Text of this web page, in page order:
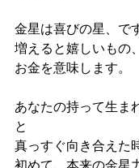
金星は喜びの星、で
増えると嬉しいもの
お金を意味します。
あなたの持って生ま
と
真っすぐ向き合えた